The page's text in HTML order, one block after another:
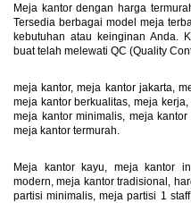
Meja kantor dengan harga
Tersedia berbagai model meja
kebutuhan atau keinginan Anda.
buat telah melewati QC (Quality
meja kantor, meja kantor jakarta,
meja kantor berkualitas, meja
meja kantor minimalis, meja
meja kantor termurah.
Meja kantor kayu, meja kantor
modern, meja kantor tradisional,
partisi minimalis, meja partisi 1